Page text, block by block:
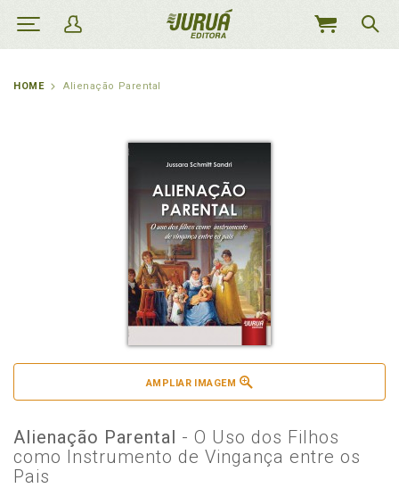
MEU
HOME Alienação Parental
AMPLIAR IMAGEM
Alienação Parental - O Uso dos Filhos
como Instrumento de Vingança entre os
Pais